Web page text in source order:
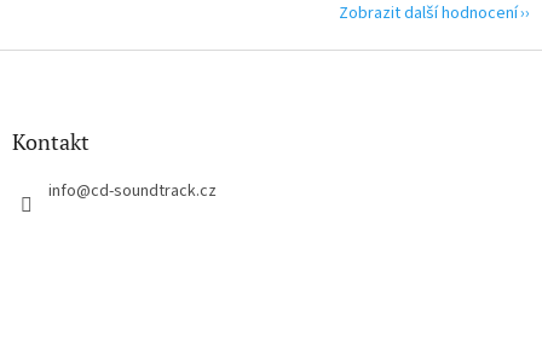
Zobrazit další hodnocení
Z
Kontakt
info@cd-soundtrack.cz